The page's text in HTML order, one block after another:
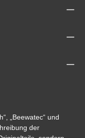
„Beewatec“ und
der